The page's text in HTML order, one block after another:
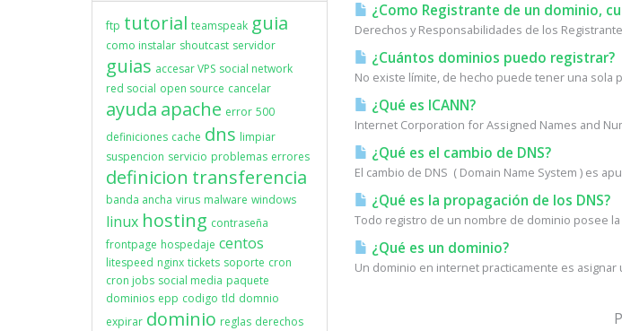
¿Como Registrante de un dominio,
Derechos y Responsabilidades de los
¿Cuántos dominios puedo registrar?
No existe límite, de hecho puede tener una sola
¿Qué es ICANN?
Internet Corporation for Assigned Names and
¿Qué es el cambio de DNS?
El cambio de DNS ( Domain Name System ) es
¿Qué es la propagación de los DNS?
Todo registro de un nombre de dominio posee
¿Qué es un dominio?
Un dominio en internet practicamente es
ftp tutorial teamspeak guia
como instalar shoutcast servidor
guias accesar VPS social network
red social open source cancelar
ayuda apache error 500
definiciones cache dns limpiar
suspencion servicio problemas errores
definicion transferencia
banda ancha virus malware windows
linux hosting contraseña
frontpage hospedaje centos
litespeed nginx tickets soporte cron
cron jobs social media paquete
dominios epp codigo tld domnio
expirar dominio reglas derechos